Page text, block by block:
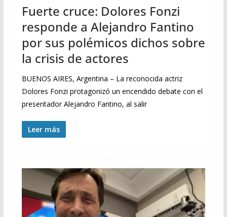
Fuerte cruce: Dolores Fonzi
responde a Alejandro Fantino
por sus polémicos dichos sobre
la crisis de actores
BUENOS AIRES, Argentina – La reconocida actriz
Dolores Fonzi protagonizó un encendido debate con el
presentador Alejandro Fantino, al salir
Leer más